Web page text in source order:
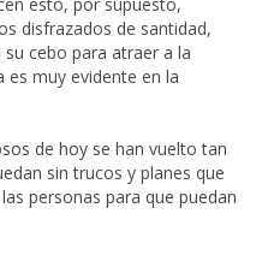
disfrazados de santidad,
cebo para atraer a la
es muy evidente en la
de hoy se han vuelto tan
sin trucos y planes que
personas para que puedan